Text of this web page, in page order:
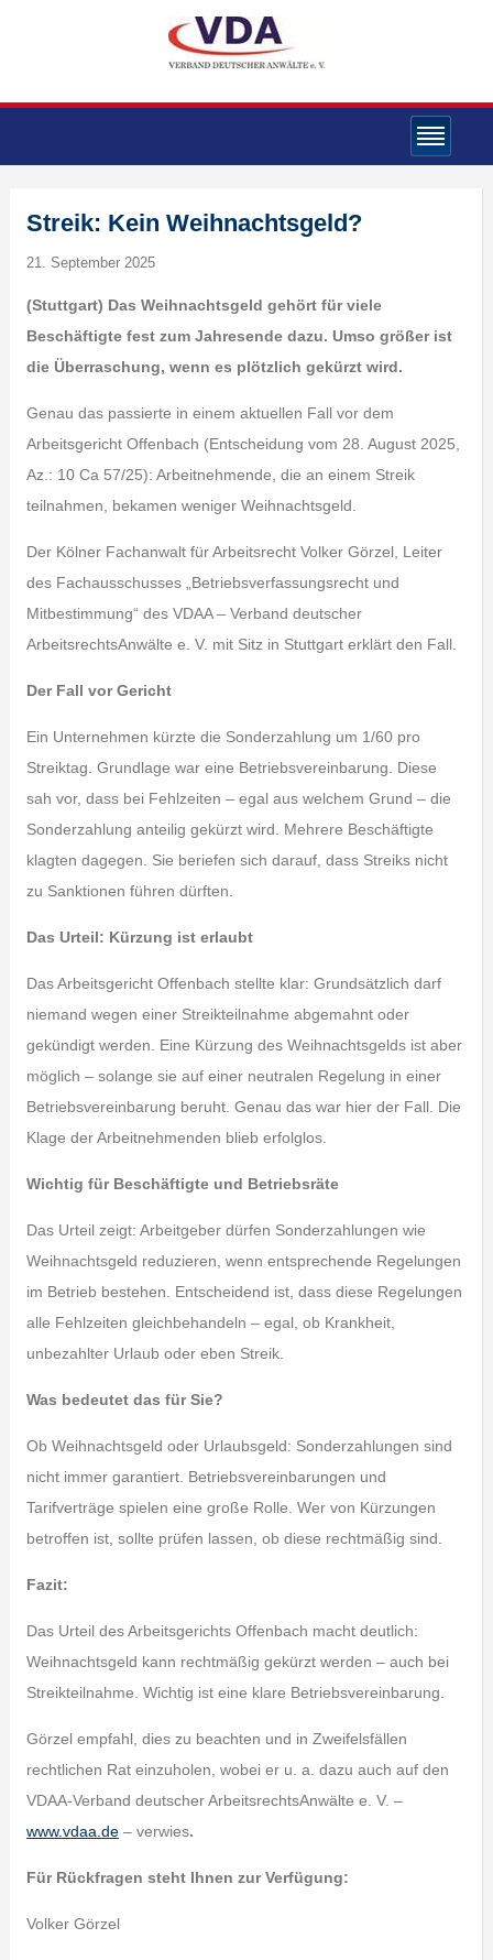
Streik: Kein Weihnachtsgeld?
21. September 2025
(Stuttgart) Das Weihnachtsgeld gehört für viele
Beschäftigte fest zum Jahresende dazu. Umso größer ist
die Überraschung, wenn es plötzlich gekürzt wird.
Genau das passierte in einem aktuellen Fall vor dem
Arbeitsgericht Offenbach (Entscheidung vom 28. August 2025,
Az.: 10 Ca 57/25): Arbeitnehmende, die an einem Streik
teilnahmen, bekamen weniger Weihnachtsgeld.
Der Kölner Fachanwalt für Arbeitsrecht Volker Görzel, Leiter
des Fachausschusses „Betriebsverfassungsrecht und
Mitbestimmung“ des VDAA – Verband deutscher
ArbeitsrechtsAnwälte e. V. mit Sitz in Stuttgart erklärt den Fall.
Der Fall vor Gericht
Ein Unternehmen kürzte die Sonderzahlung um 1/60 pro
Streiktag. Grundlage war eine Betriebsvereinbarung. Diese
sah vor, dass bei Fehlzeiten – egal aus welchem Grund – die
Sonderzahlung anteilig gekürzt wird. Mehrere Beschäftigte
klagten dagegen. Sie beriefen sich darauf, dass Streiks nicht
zu Sanktionen führen dürften.
Das Urteil: Kürzung ist erlaubt
Das Arbeitsgericht Offenbach stellte klar: Grundsätzlich darf
niemand wegen einer Streikteilnahme abgemahnt oder
gekündigt werden. Eine Kürzung des Weihnachtsgelds ist aber
möglich – solange sie auf einer neutralen Regelung in einer
Betriebsvereinbarung beruht. Genau das war hier der Fall. Die
Klage der Arbeitnehmenden blieb erfolglos.
Wichtig für Beschäftigte und Betriebsräte
Das Urteil zeigt: Arbeitgeber dürfen Sonderzahlungen wie
Weihnachtsgeld reduzieren, wenn entsprechende Regelungen
im Betrieb bestehen. Entscheidend ist, dass diese Regelungen
alle Fehlzeiten gleichbehandeln – egal, ob Krankheit,
unbezahlter Urlaub oder eben Streik.
Was bedeutet das für Sie?
Ob Weihnachtsgeld oder Urlaubsgeld: Sonderzahlungen sind
nicht immer garantiert. Betriebsvereinbarungen und
Tarifverträge spielen eine große Rolle. Wer von Kürzungen
betroffen ist, sollte prüfen lassen, ob diese rechtmäßig sind.
Fazit:
Das Urteil des Arbeitsgerichts Offenbach macht deutlich:
Weihnachtsgeld kann rechtmäßig gekürzt werden – auch bei
Streikteilnahme. Wichtig ist eine klare Betriebsvereinbarung.
Görzel empfahl, dies zu beachten und in Zweifelsfällen
rechtlichen Rat einzuholen, wobei er u. a. dazu auch auf den
VDAA-Verband deutscher ArbeitsrechtsAnwälte e. V. –
www.vdaa.de– verwies.
Für Rückfragen steht Ihnen zur Verfügung:
Volker Görzel